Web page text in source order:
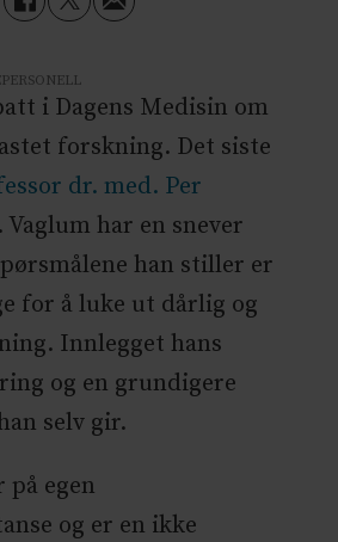
i Dagens Medisin om
forskning. Det siste
dr. med. Per
Vaglum har en snever
han stiller er
for å luke ut dårlig og
Innlegget hans
og en grundigere
selv gir.
på egen
og er en ikke